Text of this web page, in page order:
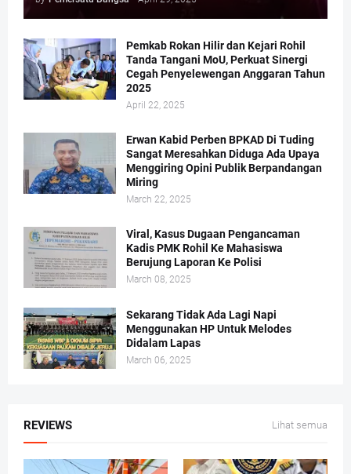
Pemkab Rokan Hilir dan Kejari Rohil
Tanda Tangani MoU, Perkuat Sinergi
Cegah Penyelewengan Anggaran Tahun
2025
April 22, 2025
Erwan Kabid Perben BPKAD Di Tuding
Sangat Meresahkan Diduga Ada Upaya
Menggiring Opini Publik Berpandangan
Miring
March 22, 2025
Viral, Kasus Dugaan Pengancaman
Kadis PMK Rohil Ke Mahasiswa
Berujung Laporan Ke Polisi
March 08, 2025
Sekarang Tidak Ada Lagi Napi
Menggunakan HP Untuk Melodes
Didalam Lapas
March 06, 2025
REVIEWS Lihat semua